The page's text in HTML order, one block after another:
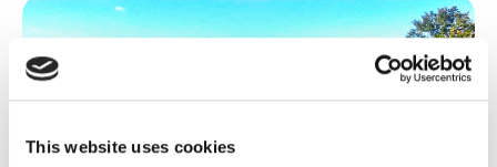
This website uses cookies